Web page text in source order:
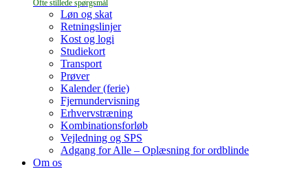
Løn og skat
Retningslinjer
Kost og logi
Studiekort
Transport
Prøver
Kalender (ferie)
Fjernundervisning
Erhvervstræning
Kombinationsforløb
Vejledning og SPS
Adgang for Alle – Oplæsning for ordblinde
Om os